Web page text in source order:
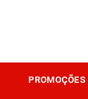
PROMOÇÕES